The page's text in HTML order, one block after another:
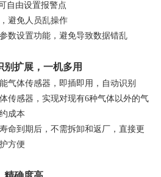
自由设置报警点
避免人员乱操作
数设置功能，避免导致数据错乱
扩展，一机多用
气体传感器，即插即用，自动识别
传感器，实现对现有6种气体以外的气
成本
命到期后，不需拆卸和返厂，直接更
方便